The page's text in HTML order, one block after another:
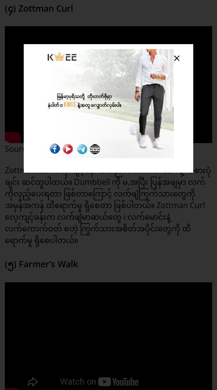
(၄) Zottman Curl
Source : OPEX Fitness
Zottman Curl လေ့ကျင့်ခန်းကလည်း Hammer Curl နဲ့ ကစားပုံ
ချင်း ဆင်တူပါတယ်။ Dumbbell ကို မ,အပြီး ပြန်အချမှာ လက်
ကိုလှည့်ပေးရတာ ဖြစ်တာကြောင့် လက်ဖျံကြွက်သားတွေကို
အမှန်အကန် ထိရောက်မှု ရှိစေတာ ဖြစ်ပါတယ်။ Zottman Curl
လေ့ကျင့်ခန်းက လက်ဖျံမာဆယ်တွေ ၊ လက်မောင်းနဲ့
လက်ကောက်ဝတ် စတဲ့ ကြွက်သားအစိတ်အပိုင်းတွေကို ထိ
ရောက်မှု ရှိစေပါတယ်။
(၅) Farmer’s Walk